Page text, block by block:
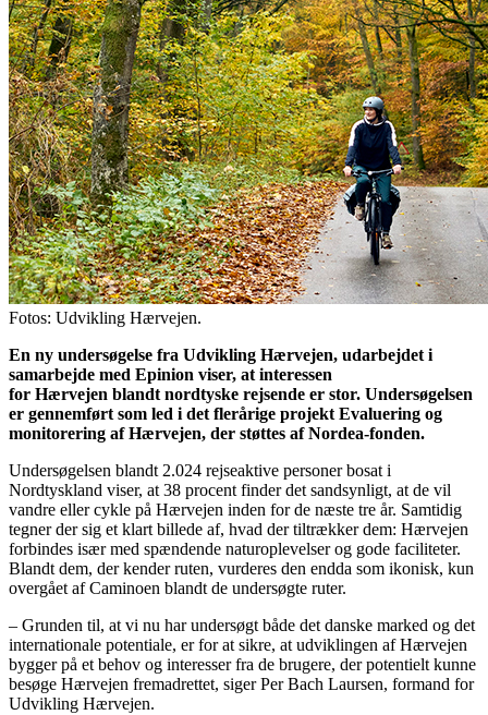
Fotos: Udvikling Hærvejen.
En ny undersøgelse fra Udvikling Hærvejen, udarbejdet i
samarbejde med Epinion viser, at interessen
for Hærvejen blandt nordtyske rejsende er stor. Undersøgelsen
er gennemført som led i det flerårige projekt Evaluering og
monitorering af Hærvejen, der støttes af Nordea-fonden.
Undersøgelsen blandt 2.024 rejseaktive personer bosat i
Nordtyskland viser, at 38 procent finder det sandsynligt, at de vil
vandre eller cykle på Hærvejen inden for de næste tre år. Samtidig
tegner der sig et klart billede af, hvad der tiltrækker dem: Hærvejen
forbindes især med spændende naturoplevelser og gode faciliteter.
Blandt dem, der kender ruten, vurderes den endda som ikonisk, kun
overgået af Caminoen blandt de undersøgte ruter.
– Grunden til, at vi nu har undersøgt både det danske marked og det
internationale potentiale, er for at sikre, at udviklingen af Hærvejen
bygger på et behov og interesser fra de brugere, der potentielt kunne
besøge Hærvejen fremadrettet, siger Per Bach Laursen, formand for
Udvikling Hærvejen.